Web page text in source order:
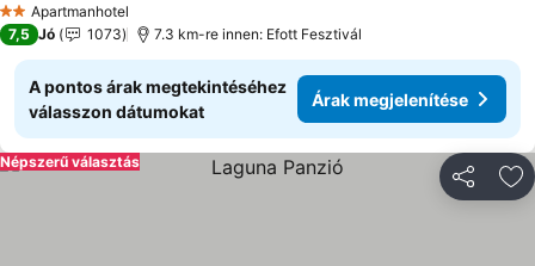
2 Kategória
Apartmanhotel
7,5 Jó 1073 7.3 km-re innen: Efott Fesztivál
A pontos árak megtekintéséhez
válasszon dátumokat
Árak megjelenítése
Népszerű választás